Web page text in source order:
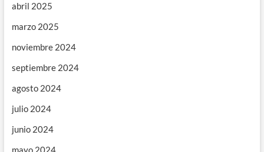
abril 2025
marzo 2025
noviembre 2024
septiembre 2024
agosto 2024
julio 2024
junio 2024
mayo 2024